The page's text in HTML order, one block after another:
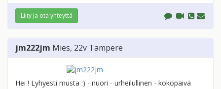
Liity ja ota yhteyttä
jm222jm Mies, 22v Tampere
Hei ! Lyhyesti musta :) - nuori - urheilullinen - kokopäivä